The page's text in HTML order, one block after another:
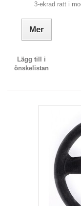
3-ekrad ratt i
Mer
Lägg till i
önskelistan